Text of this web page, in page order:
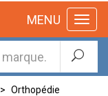
MENU
Orthopédie